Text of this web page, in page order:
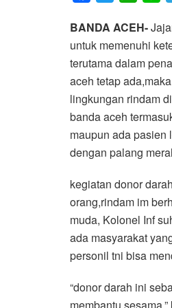
c
e
b
o
o
k
i
t
t
e
r
a
t
s
A
p
p
n
e
BANDA ACEH-
untuk memenuhi
terutama dalam
aceh tetap
lingkungan rindam
banda aceh
maupun ada pasien
dengan palang
kegiatan donor
orang,rindam im
muda, Kolonel Inf
ada masyarakat
personil tni bisa
“donor darah ini
membantu